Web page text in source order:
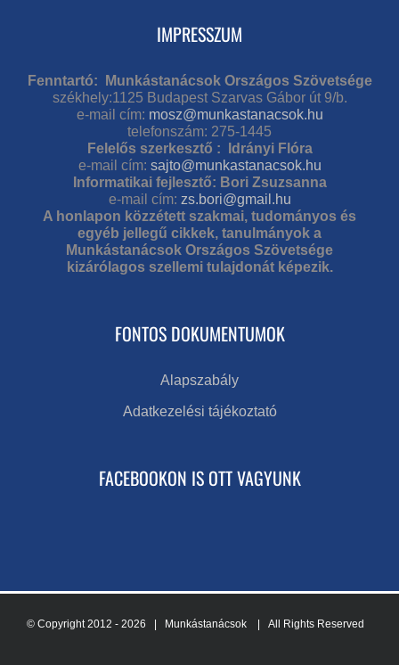
IMPRESSZUM
Fenntartó: Munkástanácsok Országos Szövetsége
székhely:1125 Budapest Szarvas Gábor út 9/b.
e-mail cím: mosz@munkastanacsok.hu
telefonszám: 275-1445
Felelős szerkesztő : Idrányi Flóra
e-mail cím: sajto@munkastanacsok.hu
Informatikai fejlesztő: Bori Zsuzsanna
e-mail cím: zs.bori@gmail.hu
A honlapon közzétett szakmai, tudományos és
egyéb jellegű cikkek, tanulmányok a
Munkástanácsok Országos Szövetsége
kizárólagos szellemi tulajdonát képezik.
FONTOS DOKUMENTUMOK
Alapszabály
Adatkezelési tájékoztató
FACEBOOKON IS OTT VAGYUNK
© Copyright 2012 - 2026 | Munkástanácsok | All Rights Reserved